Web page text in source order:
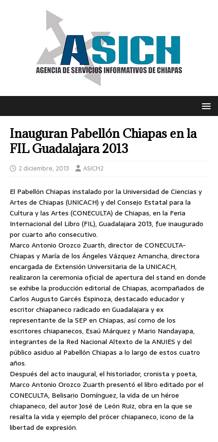
Inauguran Pabellón Chiapas en la
FIL Guadalajara 2013
2 diciembre, 2013 ASICH2
El Pabellón Chiapas instalado por la Universidad de Ciencias y
Artes de Chiapas (UNICACH) y del Consejo Estatal para la
Cultura y las Artes (CONECULTA) de Chiapas, en la Feria
Internacional del Libro (FIL), Guadalajara 2013, fue inaugurado
por cuarto año consecutivo.
Marco Antonio Orozco Zuarth, director de CONECULTA-
Chiapas y María de los Ángeles Vázquez Amancha, directora
encargada de Extensión Universitaria de la UNICACH,
realizaron la ceremonia oficial de apertura del stand en donde
se exhibe la producción editorial de Chiapas,acompañados de
Carlos Augusto Garcés Espinoza, destacado educador y
escritor chiapaneco radicado en Guadalajara y ex
representante de la SEP en Chiapas, así como de los
escritores chiapanecos, Esaú Márquez y Mario Nandayapa,
integrantes de la Red Nacional Altexto de la ANUIES y del
público asiduo al Pabellón Chiapas a lo largo de estos cuatro
años.
Después del acto inaugural, el historiador, cronista y poeta,
Marco Antonio Orozco Zuarth presentó el libro editado por el
CONECULTA, Belisario Domínguez, la vida de un héroe
chiapaneco, del autor José de León Ruiz, obra en la que se
resalta la vida y ejemplo del prócer chiapaneco, icono de la
libertad de expresión.